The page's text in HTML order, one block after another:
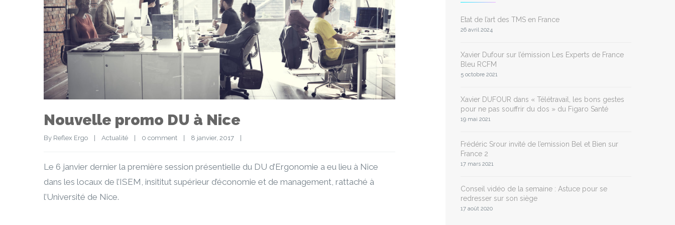
Nouvelle promo DU à Nice
By Reflex Ergo | Actualité | 0 comment | 8 janvier, 2017 |
Le 6 janvier dernier la première session présentielle du DU d’Ergonomie a eu lieu à Nice
dans les locaux de l’ISEM, insititut supérieur d’économie et de management, rattaché à
l’Université de Nice.
Etat de l’art des TMS en France
26 avril 2024
Xavier Dufour sur l’émission Les Experts de France
Bleu RCFM
5 octobre 2021
Xavier DUFOUR dans « Télétravail, les bons gestes
pour ne pas souffrir du dos » du Figaro Santé
19 mai 2021
Frédéric Srour invité de l’emission Bel et Bien sur
France 2
17 mars 2021
Conseil vidéo de la semaine : Astuce pour se
redresser sur son siège
17 août 2020